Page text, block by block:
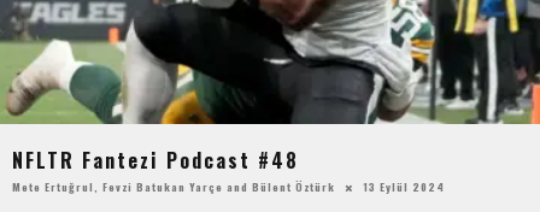
NFLTR Fantezi Podcast #48
Mete Ertuğrul, Fevzi Batukan Yarçe and Bülent Öztürk 13 Eylül 2024